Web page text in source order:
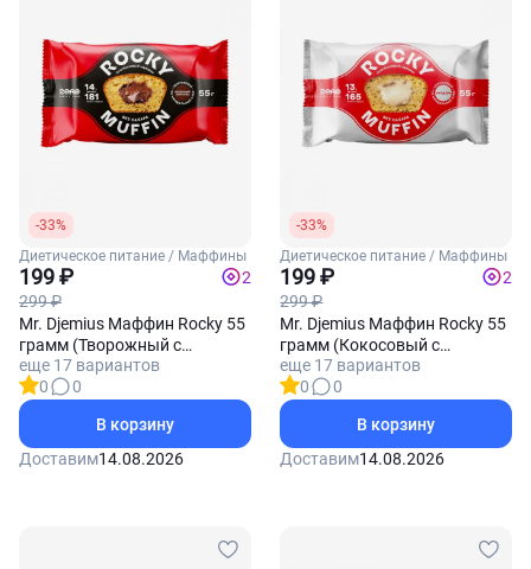
-33%
Диетическое питание / Маффины
199 ₽
299 ₽
2
Mr. Djemius Маффин Rocky 55
грамм (Творожный с
начинкой Молочный
шоколад)
еще 17 вариантов
0
0
В корзину
Доставим14.08.2026
-33%
Диетическое питание / Маффины
199 ₽
299 ₽
2
Mr. Djemius Маффин Rocky 55
грамм (Кокосовый с
начинкой Миндаль)
еще 17 вариантов
0
0
В корзину
Доставим14.08.2026